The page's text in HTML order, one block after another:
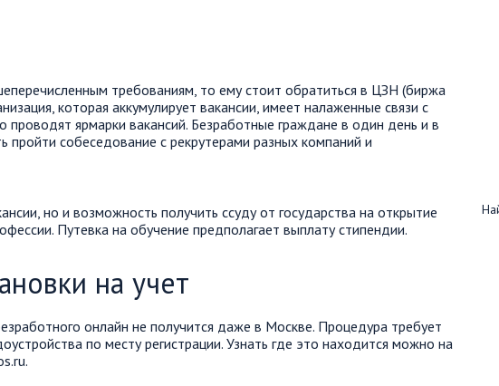
требованиям, то ему стоит обратиться в ЦЗН (биржа
которая аккумулирует вакансии, имеет налаженные связи с
проводят ярмарки вакансий. Безработные граждане в один день и в
собеседование с рекрутерами разных компаний и
но и возможность получить ссуду от государства на открытие
Путевка на обучение предполагает выплату стипендии.
на учет
онлайн не получится даже в Москве. Процедура требует
по месту регистрации. Узнать где это находится можно на